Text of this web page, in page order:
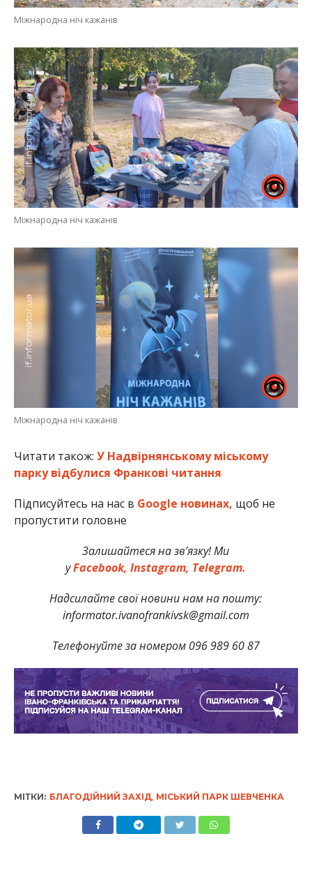
Міжнародна ніч кажанів
Міжнародна ніч кажанів
Міжнародна ніч кажанів
Читати також: У Надвірнянському міському
парку відбулися Франкові читання
Підписуйтесь на нас в Google новинах, щоб не
пропустити головне
Залишайтеся на зв’язку! Ми
уFacebook, Instagram, Telegram.
Надсилайте свої новини нам на пошту:
informator.ivanofrankivsk@gmail.com
Телефонуйте за номером 096 989 60 87
МІТКИ: БЛАГОДІЙНИЙ ЗАХІД, МІСЬКИЙ ПАРК ШЕВЧЕНКА